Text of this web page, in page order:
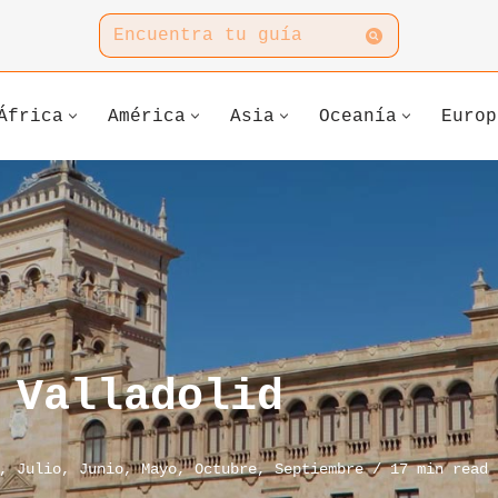
América Asia Oceanía
Valladolid
,Julio, Junio,Mayo,Octubre,Septiembre 17 min read